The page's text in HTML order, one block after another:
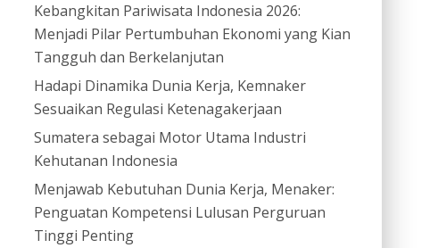
Kebangkitan Pariwisata Indonesia 2026:
Menjadi Pilar Pertumbuhan Ekonomi yang Kian
Tangguh dan Berkelanjutan
Hadapi Dinamika Dunia Kerja, Kemnaker
Sesuaikan Regulasi Ketenagakerjaan
Sumatera sebagai Motor Utama Industri
Kehutanan Indonesia
Menjawab Kebutuhan Dunia Kerja, Menaker:
Penguatan Kompetensi Lulusan Perguruan
Tinggi Penting